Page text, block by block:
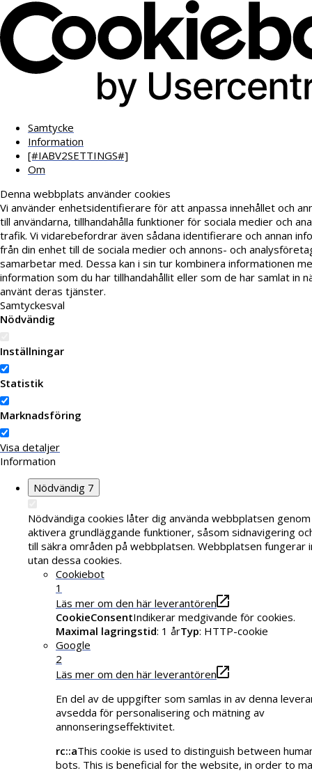
Samtycke
Information
[#IABV2SETTINGS#]
Om
Denna webbplats använder cookies
Vi använder enhetsidentifierare för att anpassa innehållet och
till användarna, tillhandahålla funktioner för sociala medier och
trafik. Vi vidarebefordrar även sådana identifierare och annan
från din enhet till de sociala medier och annons- och
samarbetar med. Dessa kan i sin tur kombinera informationen
information som du har tillhandahållit eller som de har samlat in
använt deras tjänster.
Samtyckesval
Nödvändig
Inställningar
Statistik
Marknadsföring
Visa detaljer
Information
Nödvändig 7
Nödvändiga cookies låter dig använda webbplatsen
aktivera grundläggande funktioner, såsom sidnavigering
till säkra områden på webbplatsen. Webbplatsen fungerar
utan dessa cookies.
Cookiebot
1
Läs mer om den här leverantören
CookieConsentIndikerar medgivande för cookies.
Maximal lagringstid: 1 årTyp: HTTP-cookie
Google
2
Läs mer om den här leverantören
En del av de uppgifter som samlas in av denna
avsedda för personalisering och mätning av
annonseringseffektivitet.
rc::aThis cookie is used to distinguish between
bots. This is beneficial for the website, in order to